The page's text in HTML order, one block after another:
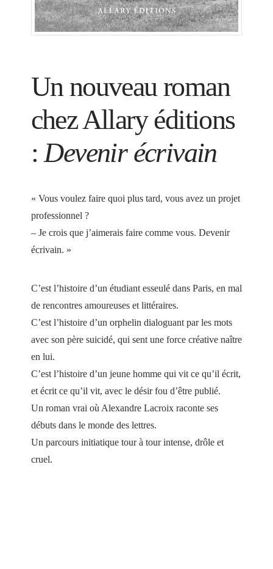
Un nouveau roman
chez Allary éditions
:Devenir écrivain
« Vous voulez faire quoi plus tard, vous avez un projet
professionnel ?
– Je crois que j’aimerais faire comme vous. Devenir
écrivain. »
C’est l’histoire d’un étudiant esseulé dans Paris, en mal
de rencontres amoureuses et littéraires.
C’est l’histoire d’un orphelin dialoguant par les mots
avec son père suicidé, qui sent une force créative naître
en lui.
C’est l’histoire d’un jeune homme qui vit ce qu’il écrit,
et écrit ce qu’il vit, avec le désir fou d’être publié.
Un roman vrai où Alexandre Lacroix raconte ses
débuts dans le monde des lettres.
Un parcours initiatique tour à tour intense, drôle et
cruel.